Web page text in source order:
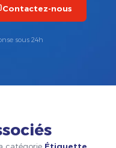
Contactez-nous
sous 24h